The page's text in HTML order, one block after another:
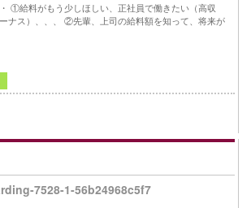
①給料がもう少しほしい、正社員で働きたい（高収
ナス）、、、 ②先輩、上司の給料額を知って、将来が
7528-1-56b24968c5f7